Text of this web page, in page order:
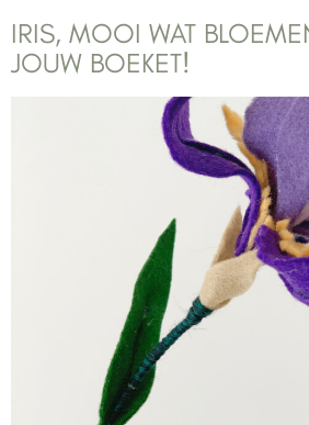
IRIS, MOOI WAT
JOUW BOEKET!